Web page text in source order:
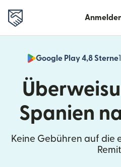
Google Play 4,8 Sterne
Spanien
Keine Gebühren auf die